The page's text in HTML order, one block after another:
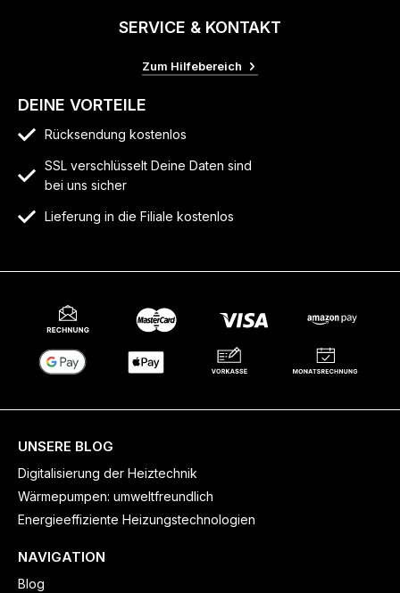
SERVICE & KONTAKT
Zum Hilfebereich
DEINE VORTEILE
Rücksendung kostenlos
SSL verschlüsselt Deine Daten sind
bei uns sicher
Lieferung in die Filiale kostenlos
UNSERE BLOG
Digitalisierung der Heiztechnik
Wärmepumpen: umweltfreundlich
Energieeffiziente Heizungstechnologien
NAVIGATION
Blog